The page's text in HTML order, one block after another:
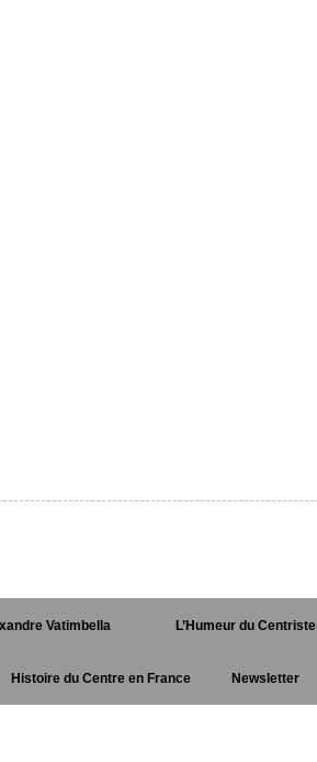
Vatimbella L’Humeur du Centriste
Histoire du Centre en France Newsletter